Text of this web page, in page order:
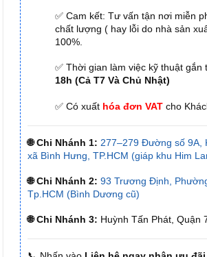
✅ Cam kết: Tư vấn tận nơi miễn
chất lượng ( hay lỗi do nhà sản
100%.
✅ Thời gian làm việc kỹ thuật gắn
18h (Cả T7 Và Chủ Nhật)
✅ Có xuất hóa đơn VAT cho
🌐 Chi Nhánh 1: 277–279 Đường số 9A,
xã Bình Hưng, TP.HCM (giáp khu Him
🌐 Chi Nhánh 2: 93 Trương Định,
Tp.HCM (Bình Dương cũ)
🌐 Chi Nhánh 3: Huỳnh Tấn Phát, Quận